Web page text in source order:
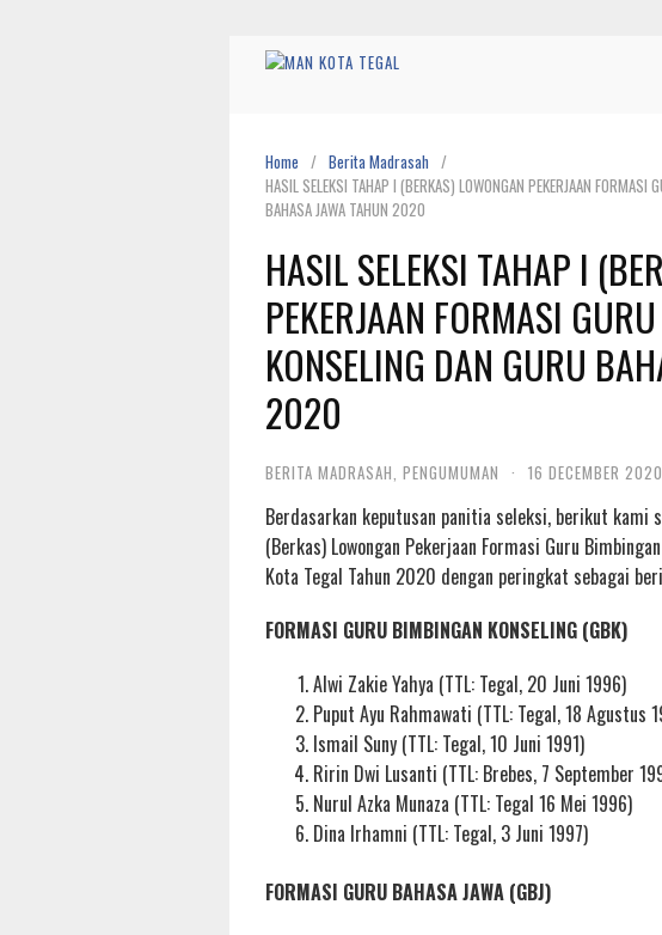
Home
Berita Madrasah
HASIL SELEKSI TAHAP I (BERKAS) LOWONGAN PEKERJAAN FORMASI
BAHASA JAWA TAHUN 2020
HASIL SELEKSI TAHAP I
PEKERJAAN FORMASI
KONSELING DAN GURU
2020
BERITA MADRASAH, PENGUMUMAN · 16 DECEMBER 2020
Berdasarkan keputusan panitia seleksi, berikut kami
(Berkas) Lowongan Pekerjaan Formasi Guru
Kota Tegal Tahun 2020 dengan peringkat sebagai
FORMASI GURU BIMBINGAN KONSELING (GBK)
Alwi Zakie Yahya (TTL: Tegal, 20 Juni 1996)
Puput Ayu Rahmawati (TTL: Tegal, 18 Agustus
Ismail Suny (TTL: Tegal, 10 Juni 1991)
Ririn Dwi Lusanti (TTL: Brebes, 7 September
Nurul Azka Munaza (TTL: Tegal 16 Mei 1996)
Dina Irhamni (TTL: Tegal, 3 Juni 1997)
FORMASI GURU BAHASA JAWA (GBJ)